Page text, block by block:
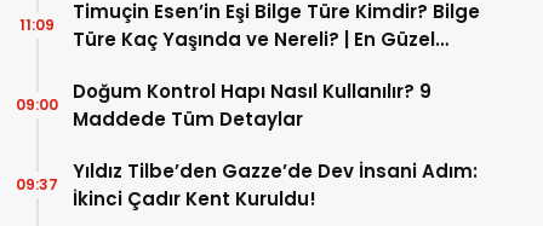
Timuçin Esen’in Eşi Bilge Türe Kimdir? Bilge
Türe Kaç Yaşında ve Nereli? | En Güzel
11:09
Doğum Kontrol Hapı Nasıl Kullanılır? 9
Maddede Tüm Detaylar
09:00
Yıldız Tilbe’den Gazze’de Dev İnsani Adım:
İkinci Çadır Kent Kuruldu!
09:37